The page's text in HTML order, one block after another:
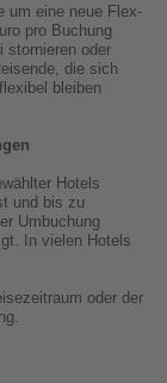
um eine neue Flex-
pro Buchung
stornieren oder
die sich
bleiben
Hotels
und bis zu
Umbuchung
In vielen Hotels
oder der